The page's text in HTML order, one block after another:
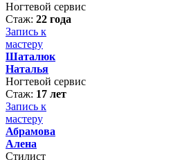
Ногтевой сервис
Стаж: 22 года
Запись к
мастеру
Шаталюк
Наталья
Ногтевой сервис
Стаж: 17 лет
Запись к
мастеру
Абрамова
Алена
Стилист